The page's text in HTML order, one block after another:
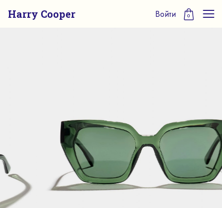
Harry Cooper Войти 0